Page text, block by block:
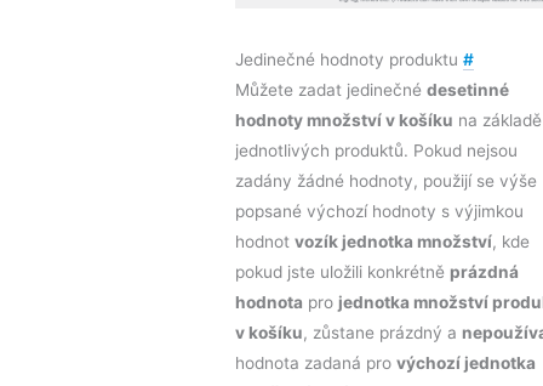
Jedinečné hodnoty produktu #
Můžete zadat jedinečné desetinné
hodnoty množství v košíku na základě
jednotlivých produktů. Pokud nejsou
zadány žádné hodnoty, použijí se výše
popsané výchozí hodnoty s výjimkou
hodnot vozík jednotka množství, kde
pokud jste uložili konkrétně prázdná
hodnota pro jednotka množství
v košíku, zůstane prázdný a
hodnota zadaná pro výchozí jednotka